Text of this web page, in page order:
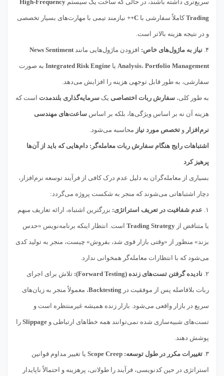
سریع‌تری داشته باشند، در حالی که ساخت یک سیستم High-Frequency
Tradingکاملاً سفارشی با C++ نیازمند تیمی با مهارت‌های بسیار تخصصی
و در نتیجه هزینه بالاتر است.
۴. نیاز به ماژول‌های خاص: افزودن ماژول‌هایی مانندNews Sentiment
Analysis، Portfolio Management یا Integrated Risk Engine به صورت
سفارشی، به طور قابل توجهی هزینه را افزایش می‌دهد.
به طور کلی، سفارش ربات اختصاصی یک سرمایه‌گذاری بلندمدت است که
هزینه آن نه بر اساس ویژگی‌ها، بلکه بر اساس ساعت‌های مهندسی
نرم‌افزار و تخصص مورد نیاز محاسبه می‌شود.
اشتباهات رایج هنگام سفارش ربات معامله‌گر: دام‌هایی که باید از آن‌ها
پرهیز کرد
بسیاری از معامله‌گران به دلیل عدم درک کافی از فرآیند توسعه نرم‌افزار،
دچار اشتباهاتی می‌شوند که منجر به شکست پروژه می‌گردد:
۱. عدم شفافیت در تعریف استراتژی: بزرگترین اشتباه، ارائه تعاریف مبهم
یا متناقض از Trading Strategy است. انتظار اینکه برنامه‌نویس «حدس
بزند» منظور از «وقتی بازار قوی شد، بفروش» چیست، منجر به تولید کدی
می‌شود که با انتظارات معامله‌گر همخوانی ندارد.
۲. نادیده گرفتن تست‌های زنده (Forward Testing): تلاش برای اجرای
ربات بلافاصله پس از موفقیت در Backtesting، معمولاً منجر به زیان‌های
سریع در بازار واقعی می‌شود. بازار زنده همیشه غیرمنتظره است و
تست‌های شبیه‌سازی شده نمی‌توانند همه خطاهای ارتباطی و Slippage را
پوشش دهند.
۳. تغییرات مکرر در طول توسعه: Scope Creep یا تغییر مداوم قوانین
استراتژی در حین کدنویسی، فرآیند را طولانی، پرهزینه و احتمالاً ناپایدار